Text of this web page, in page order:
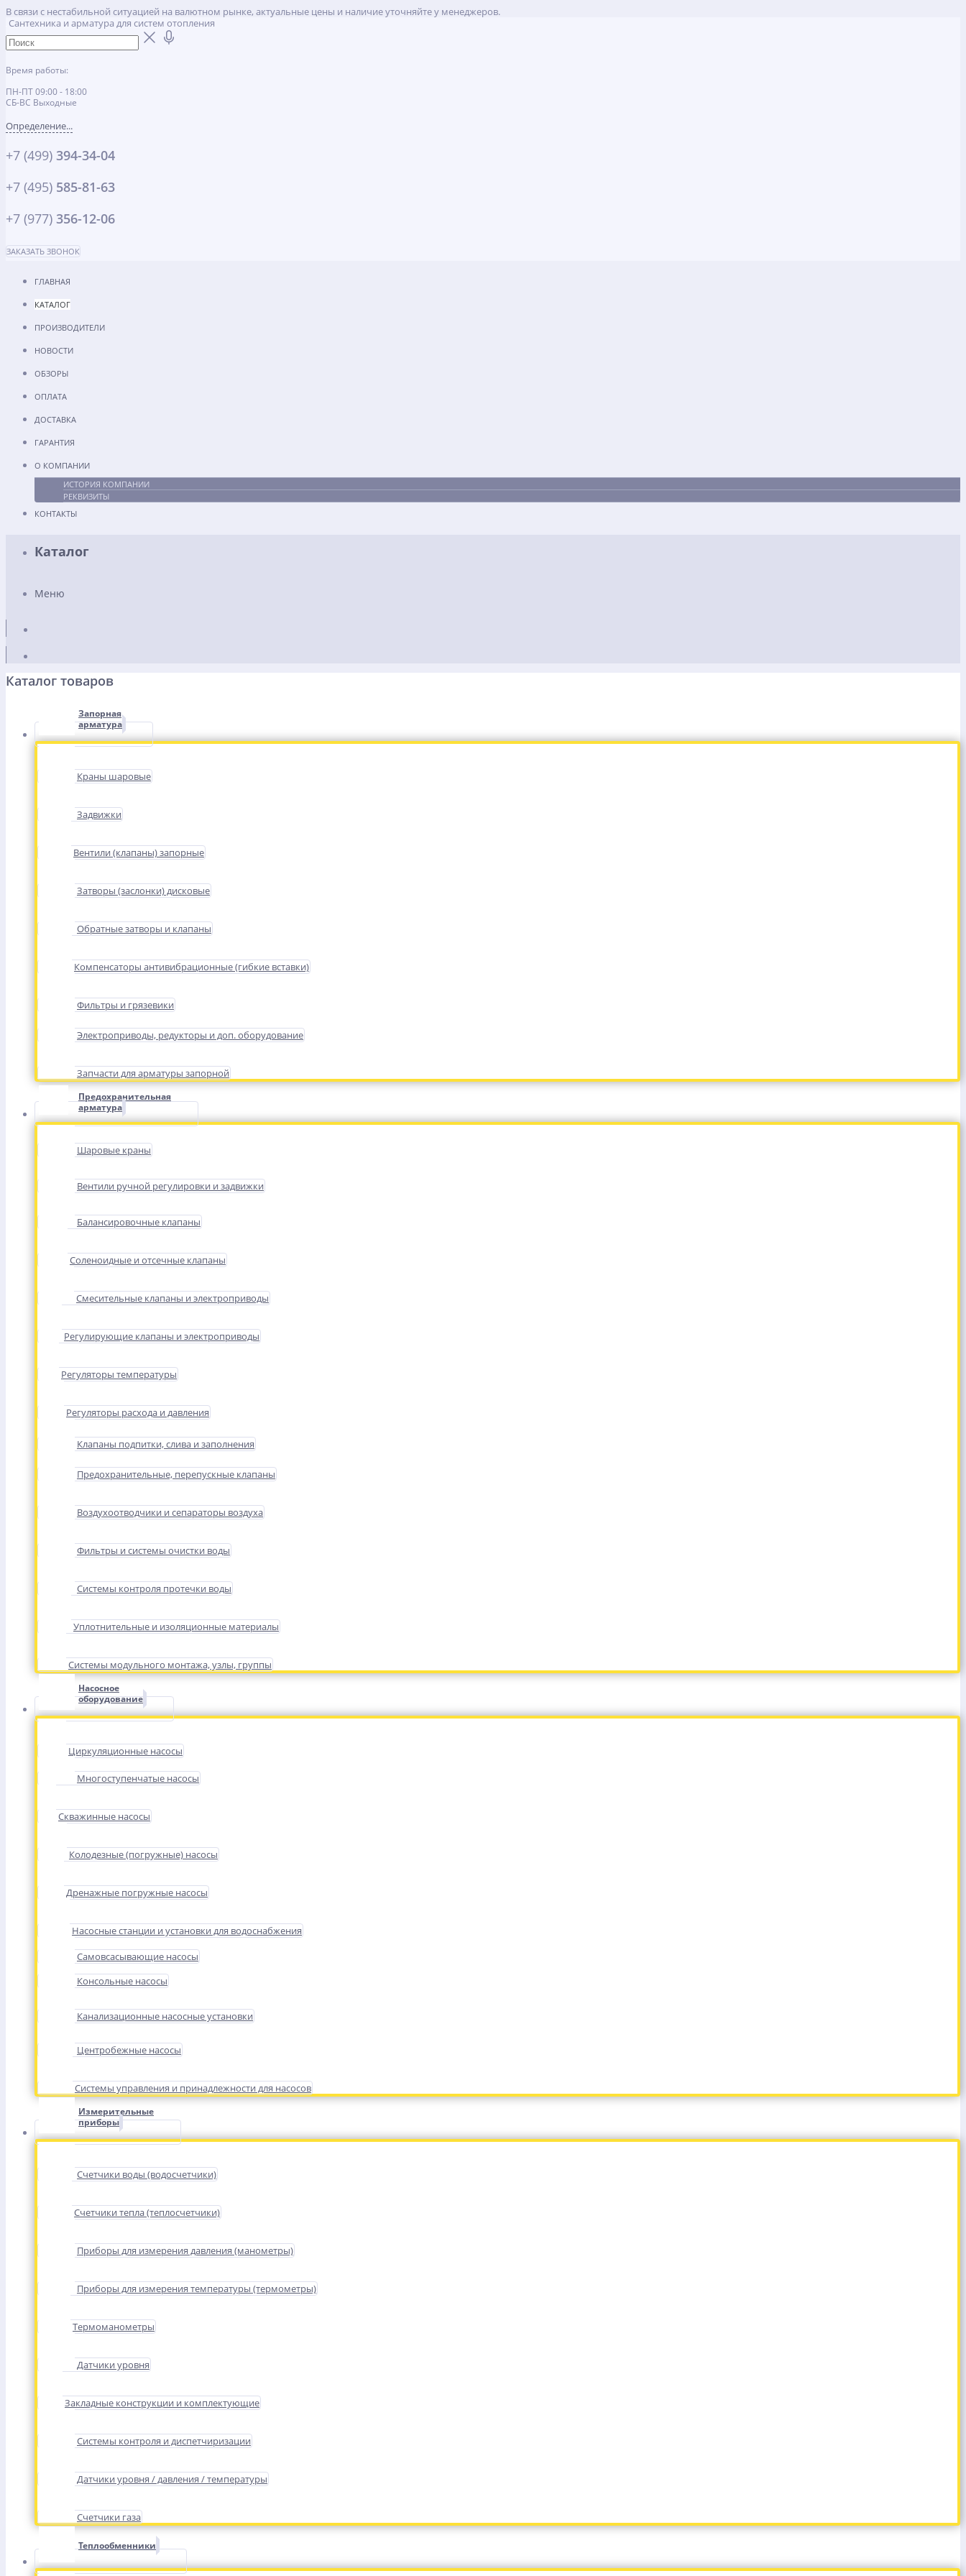
В связи с нестабильной ситуацией на валютном рынке, актуальные цены и наличие уточняйте у менеджеров.
Сантехника и арматура для систем отопления
Время работы:
ПН-ПТ 09:00 - 18:00
СБ-ВС Выходные
Определение...
+7 (499) 394-34-04
+7 (495) 585-81-63
+7 (977) 356-12-06
ЗАКАЗАТЬ ЗВОНОК
ГЛАВНАЯ
КАТАЛОГ
ПРОИЗВОДИТЕЛИ
НОВОСТИ
ОБЗОРЫ
ОПЛАТА
ДОСТАВКА
ГАРАНТИЯ
О КОМПАНИИ
ИСТОРИЯ КОМПАНИИ
РЕКВИЗИТЫ
КОНТАКТЫ
Каталог
Меню
Каталог товаров
Запорная
арматура
Краны шаровые
Задвижки
Вентили (клапаны) запорные
Затворы (заслонки) дисковые
Обратные затворы и клапаны
Компенсаторы антивибрационные (гибкие вставки)
Фильтры и грязевики
Электроприводы, редукторы и доп. оборудование
Запчасти для арматуры запорной
Предохранительная
арматура
Шаровые краны
Вентили ручной регулировки и задвижки
Балансировочные клапаны
Соленоидные и отсечные клапаны
Смесительные клапаны и электроприводы
Регулирующие клапаны и электроприводы
Регуляторы температуры
Регуляторы расхода и давления
Клапаны подпитки, слива и заполнения
Предохранительные, перепускные клапаны
Воздухоотводчики и сепараторы воздуха
Фильтры и системы очистки воды
Системы контроля протечки воды
Уплотнительные и изоляционные материалы
Системы модульного монтажа, узлы, группы
Насосное
оборудование
Циркуляционные насосы
Многоступенчатые насосы
Скважинные насосы
Колодезные (погружные) насосы
Дренажные погружные насосы
Насосные станции и установки для водоснабжения
Самовсасывающие насосы
Консольные насосы
Канализационные насосные установки
Центробежные насосы
Системы управления и принадлежности для насосов
Измерительные
приборы
Счетчики воды (водосчетчики)
Счетчики тепла (теплосчетчики)
Приборы для измерения давления (манометры)
Приборы для измерения температуры (термометры)
Термоманометры
Датчики уровня
Закладные конструкции и комплектующие
Системы контроля и диспетчиризации
Датчики уровня / давления / температуры
Счетчики газа
Теплообменники